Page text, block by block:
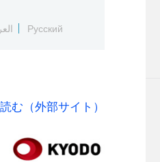
Русский
む（外部サイト）